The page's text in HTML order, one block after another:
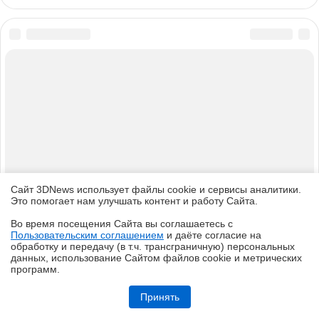
Обзор системы жидкостного охлаждения MSI MEG CoreLiquid E15
360: экран-водопад теперь и на СЖО
Сайт 3DNews использует файлы cookie и сервисы аналитики.
Это помогает нам улучшать контент и работу Cайта.
Во время посещения Cайта вы соглашаетесь с
Пользовательским соглашением и даёте согласие на
обработку и передачу (в т.ч. трансграничную) персональных
данных, использование Cайтом файлов cookie и метрических
программ.
Принять